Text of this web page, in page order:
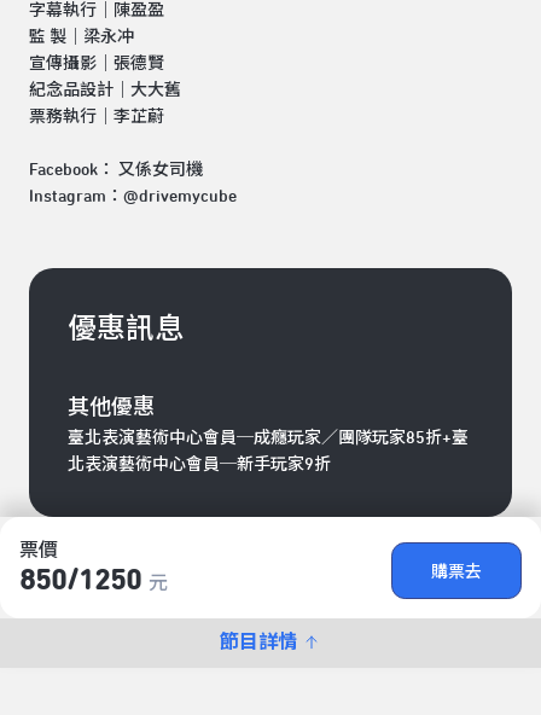
票價
850/​1250 元
購票去
節目詳情
字幕執行｜陳盈盈
監 製｜梁永冲
宣傳攝影｜張德賢
紀念品設計｜大大舊
票務執行｜李芷蔚
Facebook： 又係女司機
Instagram：@drivemycube
優惠訊息
其他優惠
臺北表演藝術中心會員─成癮玩家／團隊玩家85折+臺
北表演藝術中心會員─新手玩家9折